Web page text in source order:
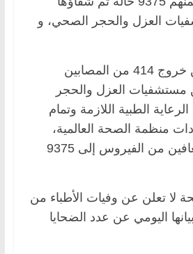
العزل والحجر الصحي، و
وأعلنت الوزارة عن خروج 414 من المصابين
مستشفيات العزل والحجر
الطبية اللازمة وتمام
منظمة الصحة العالمية،
ليرتفع إجمالي المتعافين من الفيروس إلى 9375
لا تعلن عن وفيات الأطباء من
اليومي عن عدد الضحايا